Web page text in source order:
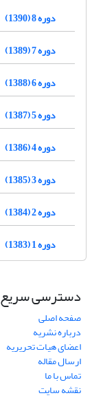
دوره 8 (1390)
دوره 7 (1389)
دوره 6 (1388)
دوره 5 (1387)
دوره 4 (1386)
دوره 3 (1385)
دوره 2 (1384)
دوره 1 (1383)
دسترسی سریع
صفحه اصلی
درباره نشریه
اعضای هیات تحریریه
ارسال مقاله
تماس با ما
نقشه سایت